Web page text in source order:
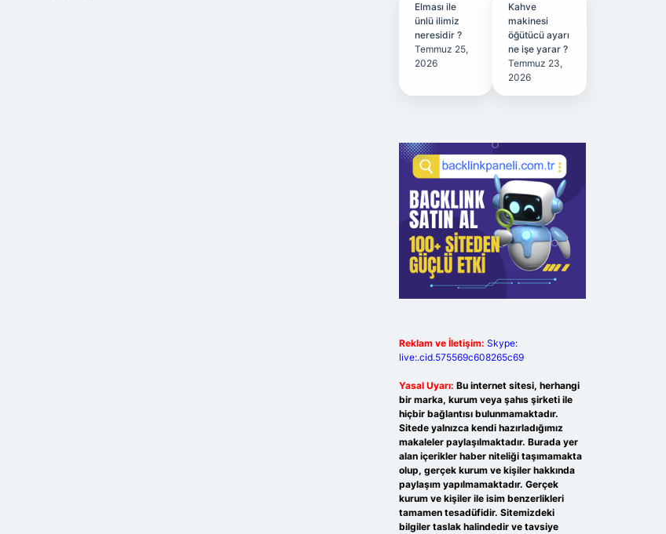
Elması ile
ünlü ilimiz
neresidir ?
Temmuz 25,
2026
Kahve
makinesi
öğütücü ayarı
ne işe yarar ?
Temmuz 23,
2026
Reklam ve İletişim: Skype:
live:.cid.575569c608265c69
Yasal Uyarı: Bu internet sitesi, herhangi
bir marka, kurum veya şahıs şirketi ile
hiçbir bağlantısı bulunmamaktadır.
Sitede yalnızca kendi hazırladığımız
makaleler paylaşılmaktadır. Burada yer
alan içerikler haber niteliği taşımamakta
olup, gerçek kurum ve kişiler hakkında
paylaşım yapılmamaktadır. Gerçek
kurum ve kişiler ile isim benzerlikleri
tamamen tesadüfidir. Sitemizdeki
bilgiler taslak halindedir ve tavsiye